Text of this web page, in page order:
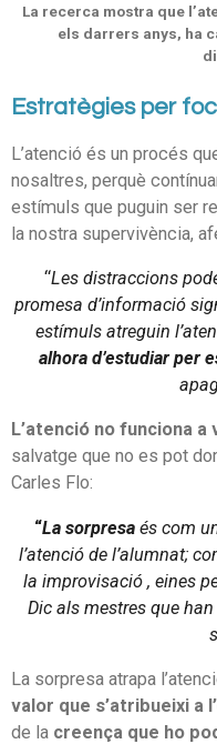
La recerca mostra que
els darrers anys, ha
Estratègies per
L’atenció és un procés
nosaltres, perquè
estímuls que puguin ser
la nostra supervivència,
“Les distraccions
promesa d’informació
estímuls atreguin
alhora d’estudiar per
L’atenció no funciona a
salvatge que no es pot
Carles Flo:
“La sorpresa és com
l’atenció de l’alumnat;
la improvisació , eines
Dic als mestres que
La sorpresa atrapa
valor que s’atribueixi a
de la creença que ho